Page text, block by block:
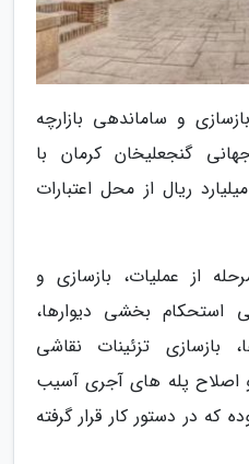
و ساماندهی بازارچه
گنجعلیخان کرمان با
تخصیص اعتبار بیش از 24 میلیارد ریال از محل اعتبارات
از عملیات، بازسازی و
استحکام بخشی دیوارها،
بازسازی تزئینات نقاشی
اصلاح پله های آجری آسیب
که در دستور کار قرار گرفته